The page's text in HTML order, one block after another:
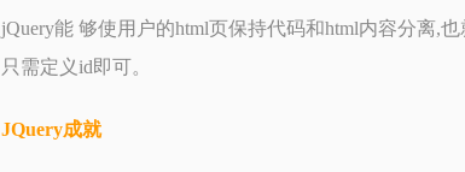
jQuery能 够使用户的html页保持代码和html内容分离,
只需定义id即可。
JQuery成就